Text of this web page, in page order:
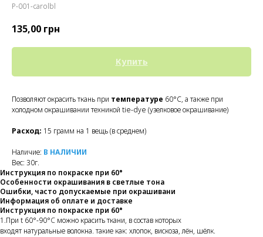
P-001-carolbl
135,00 грн
Купить
Позволяют окрасить ткань при температуре 60°C, а также при
холодном окрашивании техникой tie-dye (узелковое окрашивание)
Расход: 15 грамм на 1 вещь (в среднем)
Наличие: В НАЛИЧИИ
Вес: 30г.
Инструкция по покраске при 60°
Особенности окрашивания в светлые тона
Ошибки, часто допускаемые при окрашивани
Информация об оплате и доставке
Инструкция по покраске при 60°
1.При t 60°-90°C можно красить ткани, в состав которых
входят натуральные волокна. такие как: хлопок, вискоза, лён, шёлк.